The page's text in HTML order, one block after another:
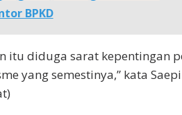
BPKD
itu diduga sarat kepentingan
yang semestinya,” kata Saepi